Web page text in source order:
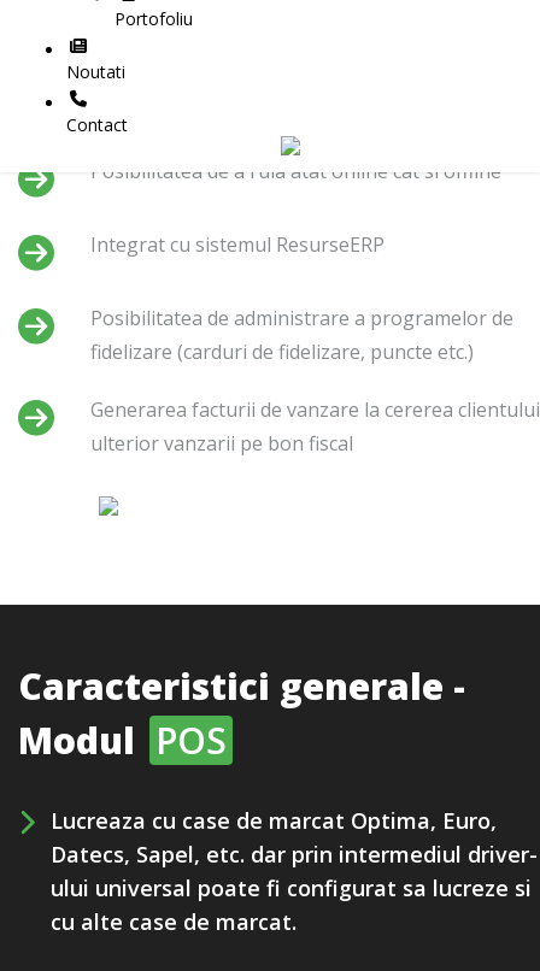
Portofoliu
Noutati
Contact
integral cu monitor touch-screen sau computer
Posibilitatea de a rula atat online cat si offline
Integrat cu sistemul ResurseERP
Posibilitatea de administrare a programelor de
fidelizare (carduri de fidelizare, puncte etc.)
Generarea facturii de vanzare la cererea
ulterior vanzarii pe bon fiscal
Caracteristici generale -
Modul POS
Lucreaza cu case de marcat Optima, Euro,
Datecs, Sapel, etc. dar prin intermediul driver-
ului universal poate fi configurat sa lucreze si
cu alte case de marcat.